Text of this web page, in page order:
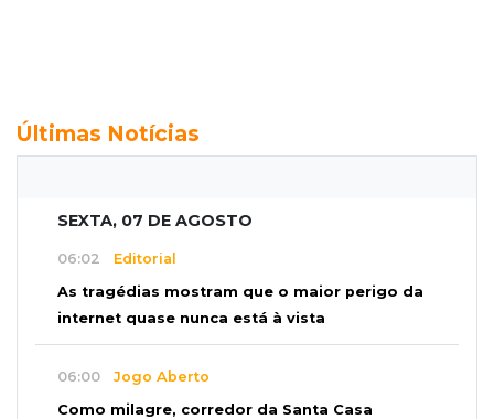
Últimas Notícias
SEXTA, 07 DE AGOSTO
06:02 Editorial
As tragédias mostram que o maior perigo da
internet quase nunca está à vista
06:00 Jogo Aberto
Como milagre, corredor da Santa Casa